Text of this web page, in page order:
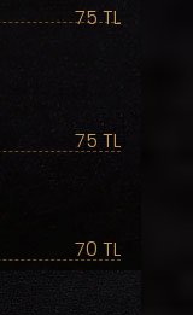
75 TL
75 TL
70 TL